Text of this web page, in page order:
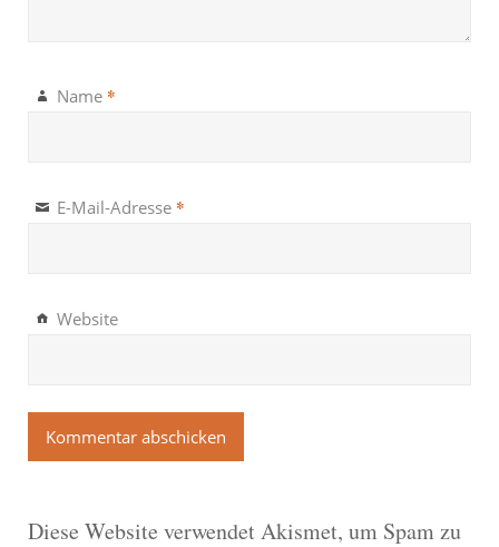
Name *
E-Mail-Adresse *
Website
Diese Website verwendet Akismet, um Spam zu